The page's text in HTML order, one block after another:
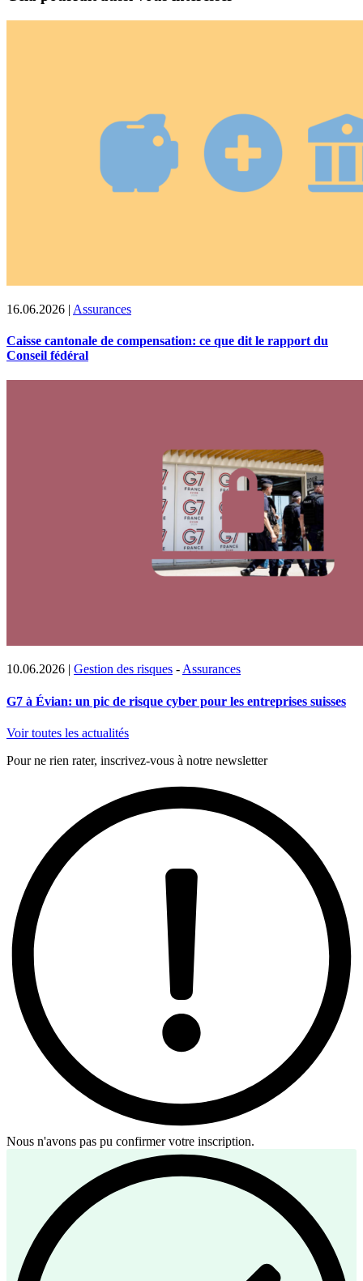
16.06.2026 | Assurances
Caisse cantonale de compensation: ce que dit le rapport du
Conseil fédéral
10.06.2026 | Gestion des risques - Assurances
G7 à Évian: un pic de risque cyber pour les entreprises suisses
Voir toutes les actualités
Pour ne rien rater, inscrivez-vous à notre newsletter
Nous n'avons pas pu confirmer votre inscription.